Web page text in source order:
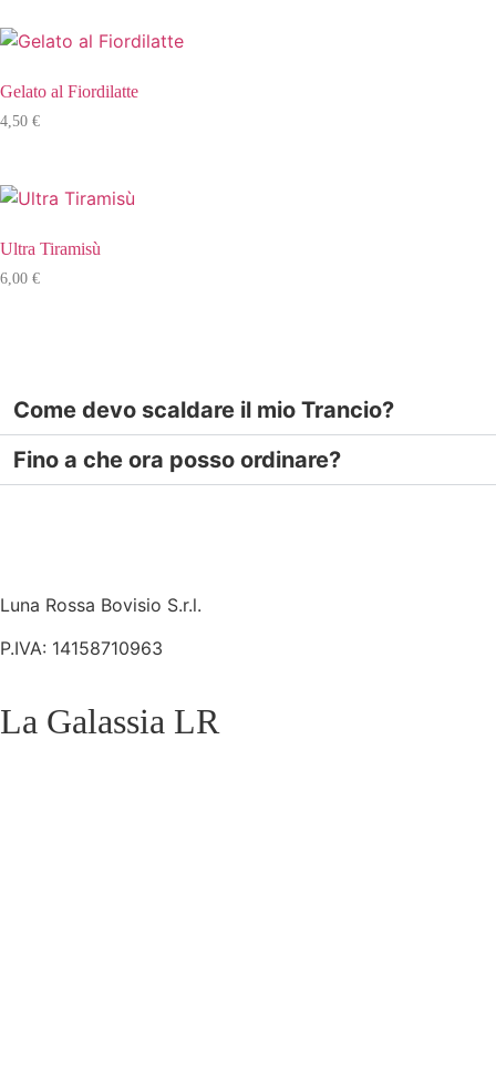
Gelato al Fiordilatte
4,50 €
Ultra Tiramisù
6,00 €
Come devo scaldare il mio Trancio?
Fino a che ora posso ordinare?
Luna Rossa Bovisio S.r.l.
P.IVA: 14158710963
La Galassia LR​